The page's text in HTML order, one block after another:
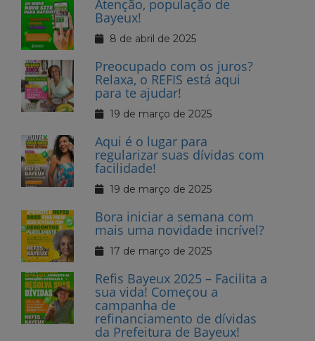
Atenção, população de
Bayeux!
8 de abril de 2025
Preocupado com os juros?
Relaxa, o REFIS está aqui
para te ajudar!
19 de março de 2025
Aqui é o lugar para
regularizar suas dívidas com
facilidade!
19 de março de 2025
Bora iniciar a semana com
mais uma novidade incrível?
17 de março de 2025
Refis Bayeux 2025 – Facilita a
sua vida! Começou a
campanha de
refinanciamento de dívidas
da Prefeitura de Bayeux!